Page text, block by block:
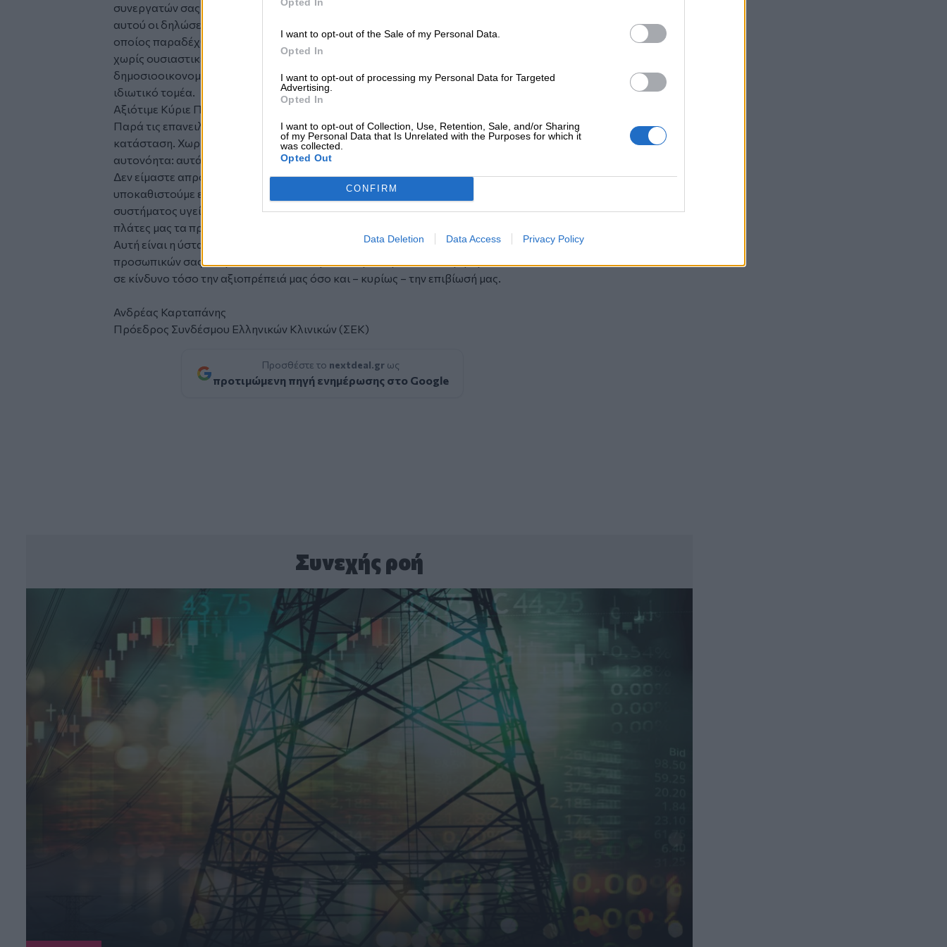
I want to opt-out of the Sale of my Personal Data.
Opted In
I want to opt-out of processing my Personal Data for Targeted
Advertising.
Opted In
I want to opt-out of Collection, Use, Retention, Sale, and/or Sharing
of my Personal Data that Is Unrelated with the Purposes for which it
was collected.
Opted Out
CONFIRM
Data Deletion Data Access Privacy Policy
συνεργατών σας, είναι να πλήξετε βαθύτατα τον ιδιωτικό τομέα. Απόδειξη
αυτού οι δηλώσεις του κύριου Μανιαδάκη, συμβούλου του Υπουργού Υγείας, ο
οποίος παραδέχθηκε ότι μετά από τόσα χρόνια «κάναμε μια τρύπα στο νερό»
χωρίς ουσιαστικές μεταρρυθμίσεις στο Δημόσιο τομέα Υγείας, χωρίς
δημοσιοοικονομικό όφελος, και ότι τελικά οι περικοπές πέφτουν όλες στον
ιδιωτικό τομέα.
Αξιότιμε Κύριε Πρωθυπουργέ,
Παρά τις επανειλημμένες προσπάθειές μας, είμαστε σήμερα σε απελπιστική
κατάσταση. Χωρίς κανένα αποτέλεσμα στη διεκδίκησή μας να λάβουμε τα
αυτονόητα: αυτά που μας χρωστάτε!
Δεν είμαστε απρόσωπες εταιρίες. Είμαστε δεκάδες χιλιάδες εργαζόμενοι που
υποκαθιστούμε εδώ και δεκαετίες ένα πολύ σημαντικό κομμάτι του εθνικού
συστήματος υγείας και είτε μας αντιμετωπίζετε ως επαίτες, είτε φορτώνετε στις
πλάτες μας τα προβλήματα ενός ανίκανου δημόσιου συστήματος υγείας.
Αυτή είναι η ύστατη προσπάθειά μας να επιτύχουμε την εφαρμογή των
προσωπικών σας δεσμεύσεων! Οποιαδήποτε περαιτέρω καθυστέρηση θα θέσει
σε κίνδυνο τόσο την αξιοπρέπειά μας όσο και – κυρίως – την επιβίωσή μας.
Ανδρέας Καρταπάνης
Πρόεδρος Συνδέσμου Ελληνικών Κλινικών (ΣΕΚ)
Προσθέστε το nextdeal.grως
προτιμώμενη πηγή ενημέρωσης στο Google
Συνεχής ροή